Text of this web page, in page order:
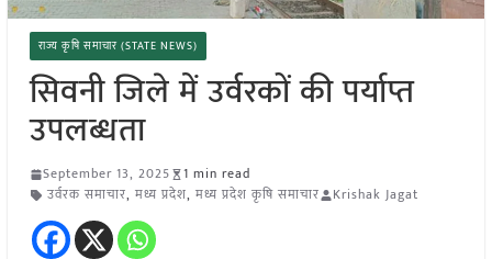
राज्य कृषि समाचार (STATE NEWS)
सिवनी जिले में उर्वरकों की पर्याप्त
उपलब्धता
September 13, 2025
1 min read
उर्वरक समाचार, मध्य प्रदेश, मध्य प्रदेश कृषि समाचार Krishak Jagat